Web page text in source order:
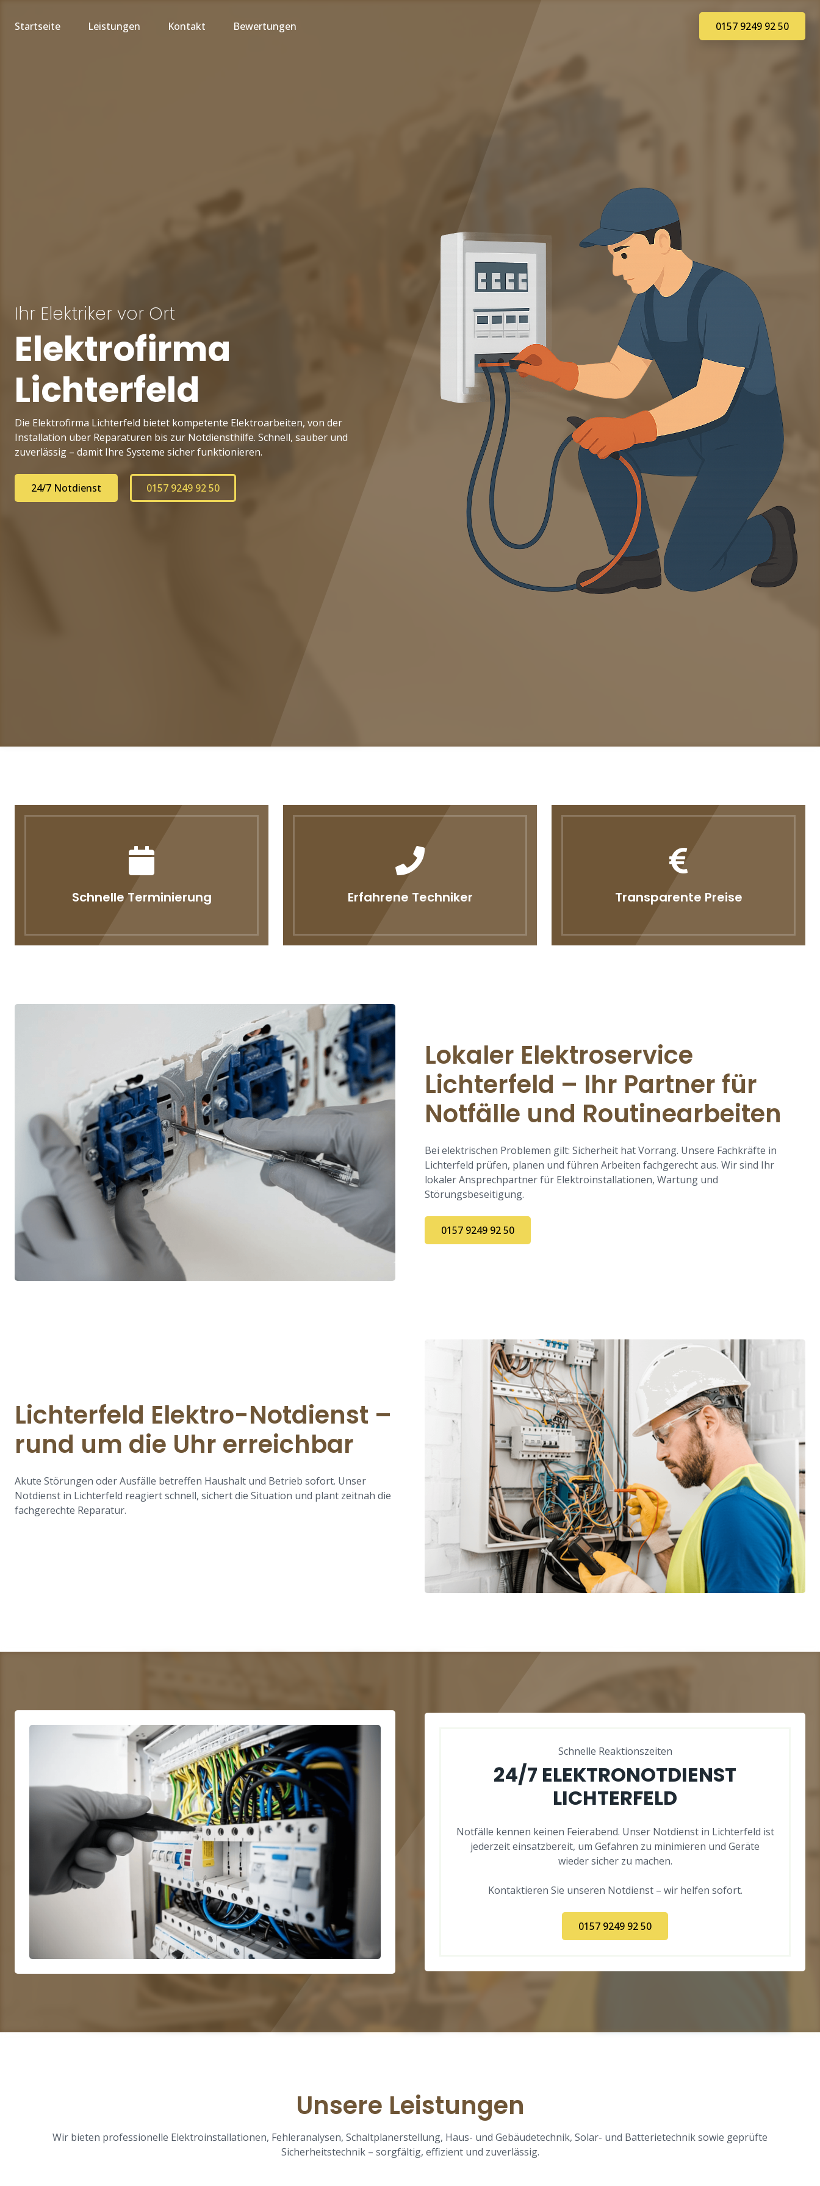
Startseite Leistungen Kontakt Bewertungen 0157 9249 92 50
Ihr Elektriker vor Ort
Elektrofirma
Lichterfeld
Die Elektrofirma Lichterfeld bietet kompetente Elektroarbeiten, von der
Installation über Reparaturen bis zur Notdiensthilfe. Schnell, sauber und
zuverlässig – damit Ihre Systeme sicher funktionieren.
24/7 Notdienst 0157 9249 92 50
Schnelle Terminierung Erfahrene Techniker Transparente Preise
Lokaler Elektroservice
Lichterfeld – Ihr Partner für
Notfälle und Routinearbeiten
Bei elektrischen Problemen gilt: Sicherheit hat Vorrang. Unsere Fachkräfte in
Lichterfeld prüfen, planen und führen Arbeiten fachgerecht aus. Wir sind Ihr
lokaler Ansprechpartner für Elektroinstallationen, Wartung und
Störungsbeseitigung.
0157 9249 92 50
Lichterfeld Elektro-Notdienst –
rund um die Uhr erreichbar
Akute Störungen oder Ausfälle betreffen Haushalt und Betrieb sofort. Unser
Notdienst in Lichterfeld reagiert schnell, sichert die Situation und plant zeitnah die
fachgerechte Reparatur.
Schnelle Reaktionszeiten
24/7 ELEKTRONOTDIENST
LICHTERFELD
Notfälle kennen keinen Feierabend. Unser Notdienst in Lichterfeld ist
jederzeit einsatzbereit, um Gefahren zu minimieren und Geräte
wieder sicher zu machen.
Kontaktieren Sie unseren Notdienst – wir helfen sofort.
0157 9249 92 50
Unsere Leistungen
Wir bieten professionelle Elektroinstallationen, Fehleranalysen, Schaltplanerstellung, Haus- und Gebäudetechnik, Solar- und Batterietechnik sowie geprüfte
Sicherheitstechnik – sorgfältig, effizient und zuverlässig.